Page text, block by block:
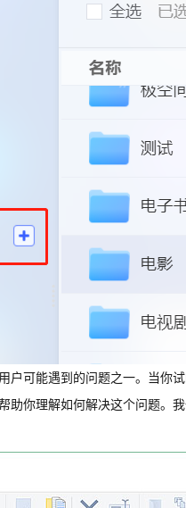
户可能遇到的问题之一。当你
助你理解如何解决这个问题。